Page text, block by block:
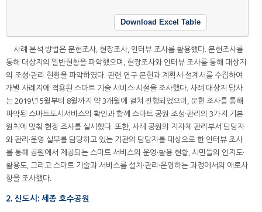
Download Excel Table
사례 분석 방법은 문헌조사, 현장조사, 인터뷰 조사를 활용했다. 문헌조사를
통해 대상지의 일반현황을 파악했으며, 현장조사와 인터뷰 조사를 통해 대상지
의 조성·관리 현황을 파악하였다. 관련 연구 문헌과 계획서·설계서를 수집하여
개별 사례지에 적용된 스마트 기술·서비스·시설을 조사했다. 사례 대상지 답사
는 2019년 5월부터 8월까지 약 3개월에 걸쳐 진행되었으며, 문헌 조사를 통해
파악된 스마트도시서비스의 확인과 함께 스마트 공원 조성·관리의 3가지 기본
원칙에 맞춰 현장 조사를 실시했다. 또한, 사례 공원의 지자체 관리부서 담당자
와 관리·운영 실무를 담당하고 있는 기관의 담당자를 대상으로 한 인터뷰 조사
를 통해 공원에서 제공되는 스마트 서비스의 운영·활용 현황, 시민들의 인지도·
활용도, 그리고 스마트 기술과 서비스를 설치·관리·운영하는 과정에서의 애로사
항을 조사했다.
2. 신도시: 세종 호수공원